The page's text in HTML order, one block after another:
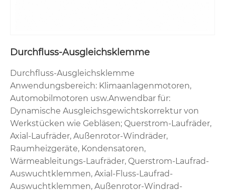
Durchfluss-Ausgleichsklemme
Durchfluss-Ausgleichsklemme
Anwendungsbereich: Klimaanlagenmotoren,
Automobilmotoren usw.​ Anwendbar für:
Dynamische Ausgleichsgewichtskorrektur von
Werkstücken wie Gebläsen; Querstrom-Laufräder,
Axial-Laufräder, Außenrotor-Windräder,
Raumheizgeräte, Kondensatoren,
Wärmeableitungs-Laufräder, Querstrom-Laufrad-
Auswuchtklemmen, Axial-Fluss-Laufrad-
Auswuchtklemmen, Außenrotor-Windrad-